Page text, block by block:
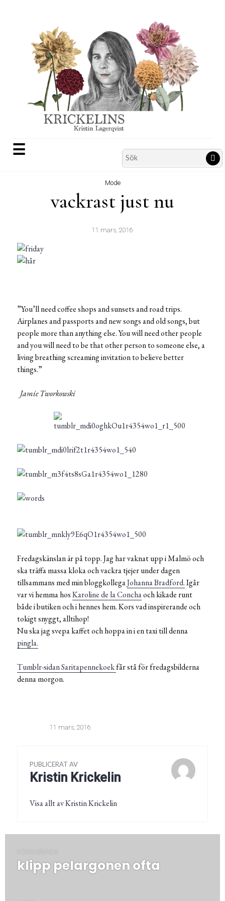
☰
Search
for:
Mode
vackrast just nu
11 mars, 2016
”You’ll need coffee shops and sunsets and road trips.
Airplanes and passports and new songs and old songs, but
people more than anything else. You will need other people
and you will need to be that other person to someone else, a
living breathing screaming invitation to believe better
things.”
Jamie Tworkowski
Fredagskänslan är på topp. Jag har vaknat upp i Malmö och
ska träffa massa kloka och vackra tjejer under dagen
tillsammans med min bloggkollegaJohanna Bradford.Igår
var vi hemma hosKaroline de la Conchaoch kikade runt
både i butiken och i hennes hem. Kors vad inspirerande och
tokigt snyggt, alltihop!
Nu ska jag svepa kaffet och hoppa in i en taxi till denna
pingla.
Tumblr-sidan Saritapennekoekfår stå för fredagsbilderna
denna morgon.
11 mars, 2016
PUBLICERAT AV
Kristin Krickelin
Visa allt av Kristin Krickelin
FÖREGÅENDE
Föregående
klipp pelargonen ofta